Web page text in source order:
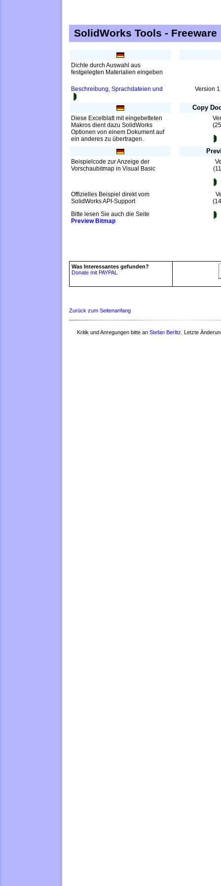
SolidWorks Tools - Freeware
Dichte durch Auswahl aus
festgelegten Materialien eingeben
Beschreibung, Sprachdateien und Version
Copy
Diese Excelblatt mit eingebetteten
Makros dient dazu SolidWorks
Optionen von einem Dokument auf
ein anderes zu übertragen.
Beispielcode zur Anzeige der
Vorschaubitmap in Visual Basic
Offizielles Beispiel direkt vom
SolidWorks API-Support
Bitte lesen Sie auch die Seite
Preview Bitmap
Was Interessantes gefunden?
Donate mit PAYPAL
Zurück zum Seitenanfang
Kritik und Anregungen bitte an Stefan Berlitz. Letzte